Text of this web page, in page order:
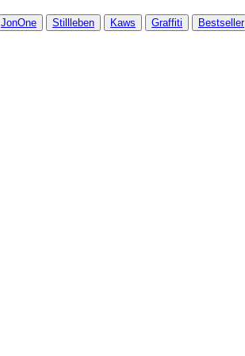
JonOne Stillleben Kaws Graffiti Bestseller